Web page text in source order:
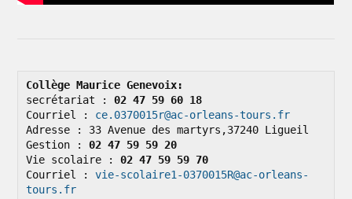
Collège Maurice Genevoix:
secrétariat : 02 47 59 60 18
Courriel : ce.0370015r@ac-orleans-tours.fr
Adresse : 33 Avenue des martyrs,37240 Ligueil
Gestion : 02 47 59 59 20
Vie scolaire : 02 47 59 59 70
Courriel : vie-scolaire1-0370015R@ac-orleans-
tours.fr